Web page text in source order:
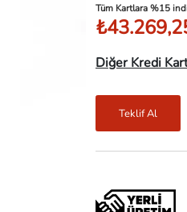
Tüm Kartlara %15
Diğer Kredi
Teklif Al